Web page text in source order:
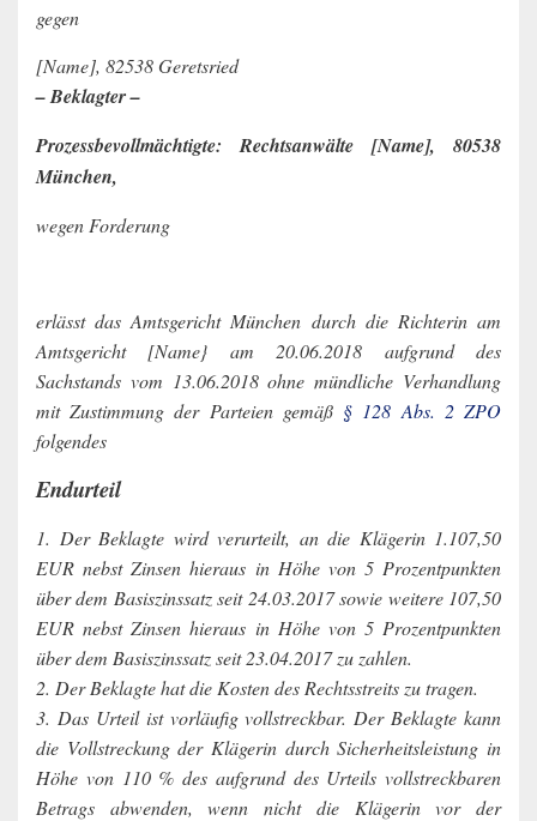
gegen
[Name], 82538 Geretsried
– Beklagter –
Prozessbevollmächtigte: Rechtsanwälte [Name], 80538
München,
wegen Forderung
erlässt das Amtsgericht München durch die Richterin am
Amtsgericht [Name} am 20.06.2018 aufgrund des
Sachstands vom 13.06.2018 ohne mündliche Verhandlung
mit Zustimmung der Parteien gemäß § 128 Abs. 2 ZPO
folgendes
Endurteil
1. Der Beklagte wird verurteilt, an die Klägerin 1.107,50
EUR nebst Zinsen hieraus in Höhe von 5 Prozentpunkten
über dem Basiszinssatz seit 24.03.2017 sowie weitere 107,50
EUR nebst Zinsen hieraus in Höhe von 5 Prozentpunkten
über dem Basiszinssatz seit 23.04.2017 zu zahlen.
2. Der Beklagte hat die Kosten des Rechtsstreits zu tragen.
3. Das Urteil ist vorläufig vollstreckbar. Der Beklagte kann
die Vollstreckung der Klägerin durch Sicherheitsleistung in
Höhe von 110 % des aufgrund des Urteils vollstreckbaren
Betrags abwenden, wenn nicht die Klägerin vor der